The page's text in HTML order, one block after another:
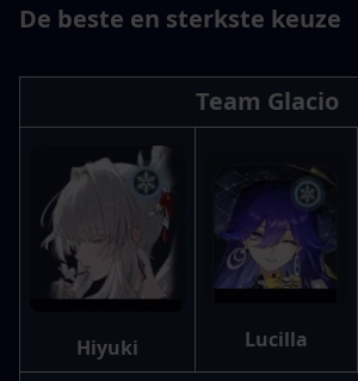
De beste en sterkste keuze
Team Glacio
Hiyuki Lucilla